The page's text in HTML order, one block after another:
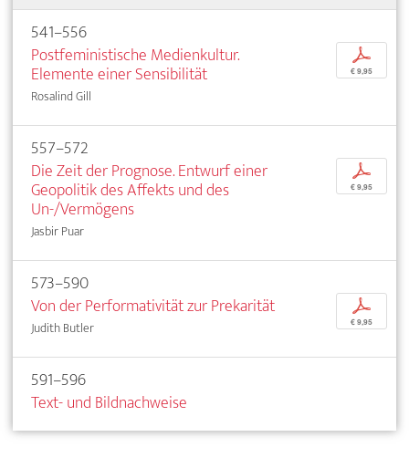
541–556
Postfeministische Medienkultur.
Elemente einer Sensibilität
Rosalind Gill
p
€ 9,95
557–572
Die Zeit der Prognose. Entwurf einer
Geopolitik des Affekts und des
Un-/Vermögens
Jasbir Puar
p
€ 9,95
573–590
Von der Performativität zur Prekarität
Judith Butler
p
€ 9,95
591–596
Text- und Bildnachweise